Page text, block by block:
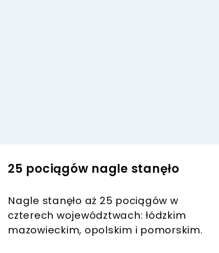
25 pociągów nagle stanęło
Nagle stanęło aż 25 pociągów w
czterech województwach: łódzkim
mazowieckim, opolskim i pomorskim.